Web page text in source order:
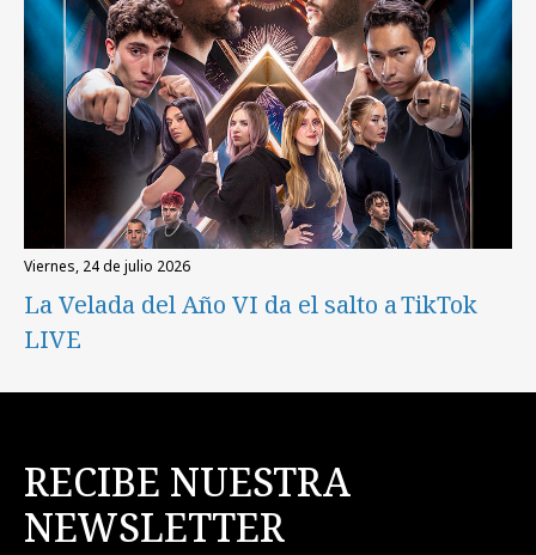
viernes, 24 de julio 2026
La Velada del Año VI da el salto a TikTok
LIVE
RECIBE NUESTRA
NEWSLETTER